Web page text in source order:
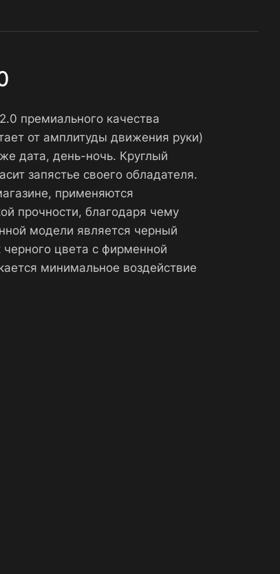
премиального качества
от амплитуды движения руки)
дата, день-ночь. Круглый
запястье своего обладателя.
применяются
прочности, благодаря чему
модели является черный
цвета с фирменной
минимальное воздействие